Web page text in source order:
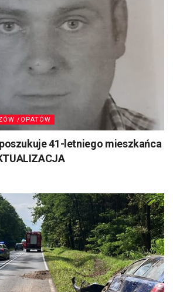
/OPATÓW
41-letniego mieszkańca